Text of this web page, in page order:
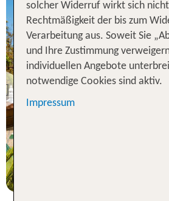
Previous
solcher Widerruf wirkt sich
Rechtmäßigkeit der bis zum
Verarbeitung aus. Soweit Sie
und Ihre Zustimmung
individuellen Angebote
notwendige Cookies sind aktiv.
Impressum